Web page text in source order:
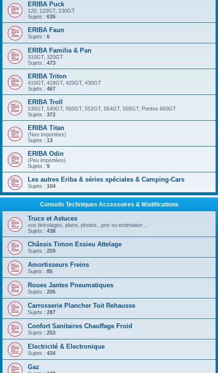
ERIBA Puck
120, 120GT, 230GT
Sujets : 635
ERIBA Faun
Sujets : 6
ERIBA Familia & Pan
310GT, 320GT
Sujets : 473
ERIBA Triton
410GT, 418GT, 420GT, 430GT
Sujets : 467
ERIBA Troll
530GT, 540GT, 550GT, 552GT, 554GT, 555GT, Pontos 660GT
Sujets : 372
ERIBA Titan
(Non importées)
Sujets : 13
ERIBA Odin
(Peu importées)
Sujets : 9
Les autres Eriba & séries spéciales & Camping-Cars
Sujets : 104
Conseils Techniques Accessoires & Modifications
Trucs et Astuces
vos bricolages, plans, photos , prix ou estimation ...
Sujets : 438
Châssis Timon Essieu Attelage
Sujets : 259
Amortisseurs Freins
Sujets : 85
Roues Jantes Pneumatiques
Sujets : 205
Carrosserie Plancher Toit Rehausse
Sujets : 287
Confort Sanitaires Chauffage Froid
Sujets : 253
Electricité & Electronique
Sujets : 434
Gaz